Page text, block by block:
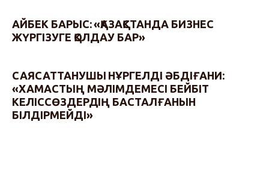
АЙБЕК БАРЫС: «ҚАЗАҚСТАНДА БИЗНЕС
ЖҮРГІЗУГЕ ҚОЛДАУ БАР»
САЯСАТТАНУШЫ НҰРГЕЛДІ ӘБДІҒАНИ:
«ХАМАСТЫҢ МӘЛІМДЕМЕСІ БЕЙБІТ
КЕЛІССӨЗДЕРДІҢ БАСТАЛҒАНЫН
БІЛДІРМЕЙДІ»